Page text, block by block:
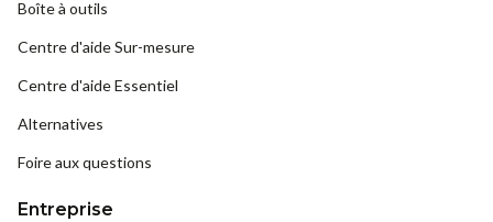
Boîte à outils
Centre d'aide Sur-mesure
Centre d'aide Essentiel
Alternatives
Foire aux questions
Entreprise